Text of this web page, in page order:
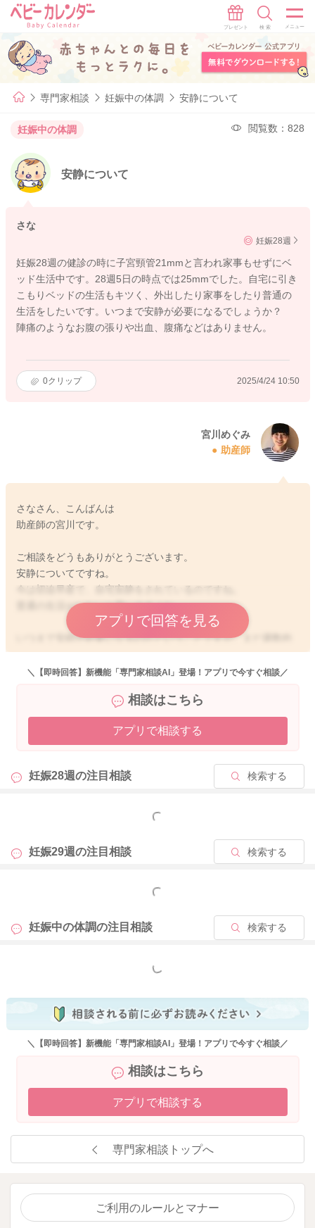
専門家相談 妊娠中の体調 安静について
妊娠中の体調 閲覧数：828
安静について
さな
妊娠28週
妊娠28週の健診の時に子宮頸管21mmと言われ家事もせずにベ
ッド生活中です。28週5日の時点では25mmでした。自宅に引き
こもりベッドの生活もキツく、外出したり家事をしたり普通の
生活をしたいです。いつまで安静が必要になるでしょうか？
陣痛のようなお腹の張りや出血、腹痛などはありません。
0クリップ 2025/4/24 10:50
宮川めぐみ
助産師
さなさん、こんばんは
助産師の宮川です。
ご相談をどうもありがとうございます。
安静についてですね。
今は切迫早産で、自宅安静をされているのですね。
普通の生活がしたいと思いますよね。
いつまで安静が必要になるのかということですが、まだ週数的
には頚管長が短い状況だと思います。
また通院をされている施設によっても、切迫早産の管理基準は
なのではっきりとしたお返事は難しいのですが、まだもう少し
安静は必要になるのではと思いました。
お腹の張りが多いことがあると、やはり安静は必要になってし
まうかもしれません。
5日ほど、安静にされていたことで、頚管長が少し伸びていたよ
で、頚管長がさらに伸びてくれることもあるかもしれません。
引き続き足元から冷え対策をしていただきつつ、お腹の張りが
アプリで回答を見る
2025/4/24 19:41
＼【即時回答】新機能「専門家相談AI」登場！アプリで今すぐ相談／
相談はこちら
アプリで相談する
妊娠28週の注目相談 検索する
もっと見る
妊娠29週の注目相談 検索する
もっと見る
妊娠中の体調の注目相談 検索する
もっと見る
＼【即時回答】新機能「専門家相談AI」登場！アプリで今すぐ相談／
相談はこちら
アプリで相談する
専門家相談トップへ
ご利用のルールとマナー